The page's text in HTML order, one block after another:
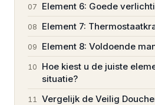
07 Element 6: Goede
08 Element 7:
09 Element 8: Voldoende
10
Hoe kiest u de juiste
situatie?
11 Vergelijk de Veilig